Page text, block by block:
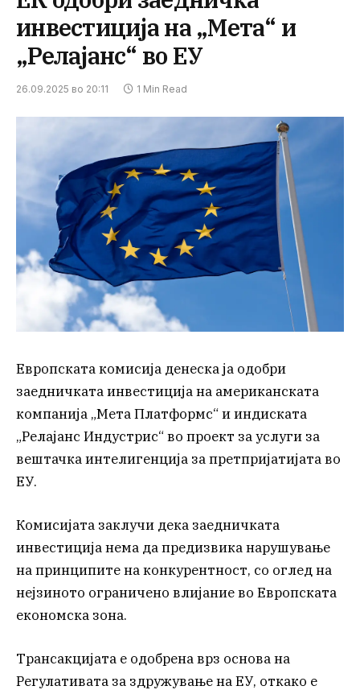
инвестиција на „Мета“ и
„Релајанс“ во ЕУ
26.09.2025 во 20:11 1 Min Read
Европската комисија денеска ја одобри
заедничката инвестиција на американската
компанија „Мета Платформс“ и индиската
„Релајанс Индустрис“ во проект за услуги за
вештачка интелигенција за претпријатијата во
ЕУ.
Комисијата заклучи дека заедничката
инвестиција нема да предизвика нарушување
на принципите на конкурентност, со оглед на
нејзиното ограничено влијание во Европската
економска зона.
Трансакцијата е одобрена врз основа на
Регулативата за здружување на ЕУ, откако е